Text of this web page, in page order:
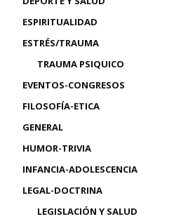
ESPIRITUALIDAD
ESTRÉS/TRAUMA
TRAUMA PSIQUICO
EVENTOS-CONGRESOS
FILOSOFÍA-ETICA
GENERAL
HUMOR-TRIVIA
INFANCIA-ADOLESCENCIA
LEGAL-DOCTRINA
LEGISLACIÓN Y SALUD